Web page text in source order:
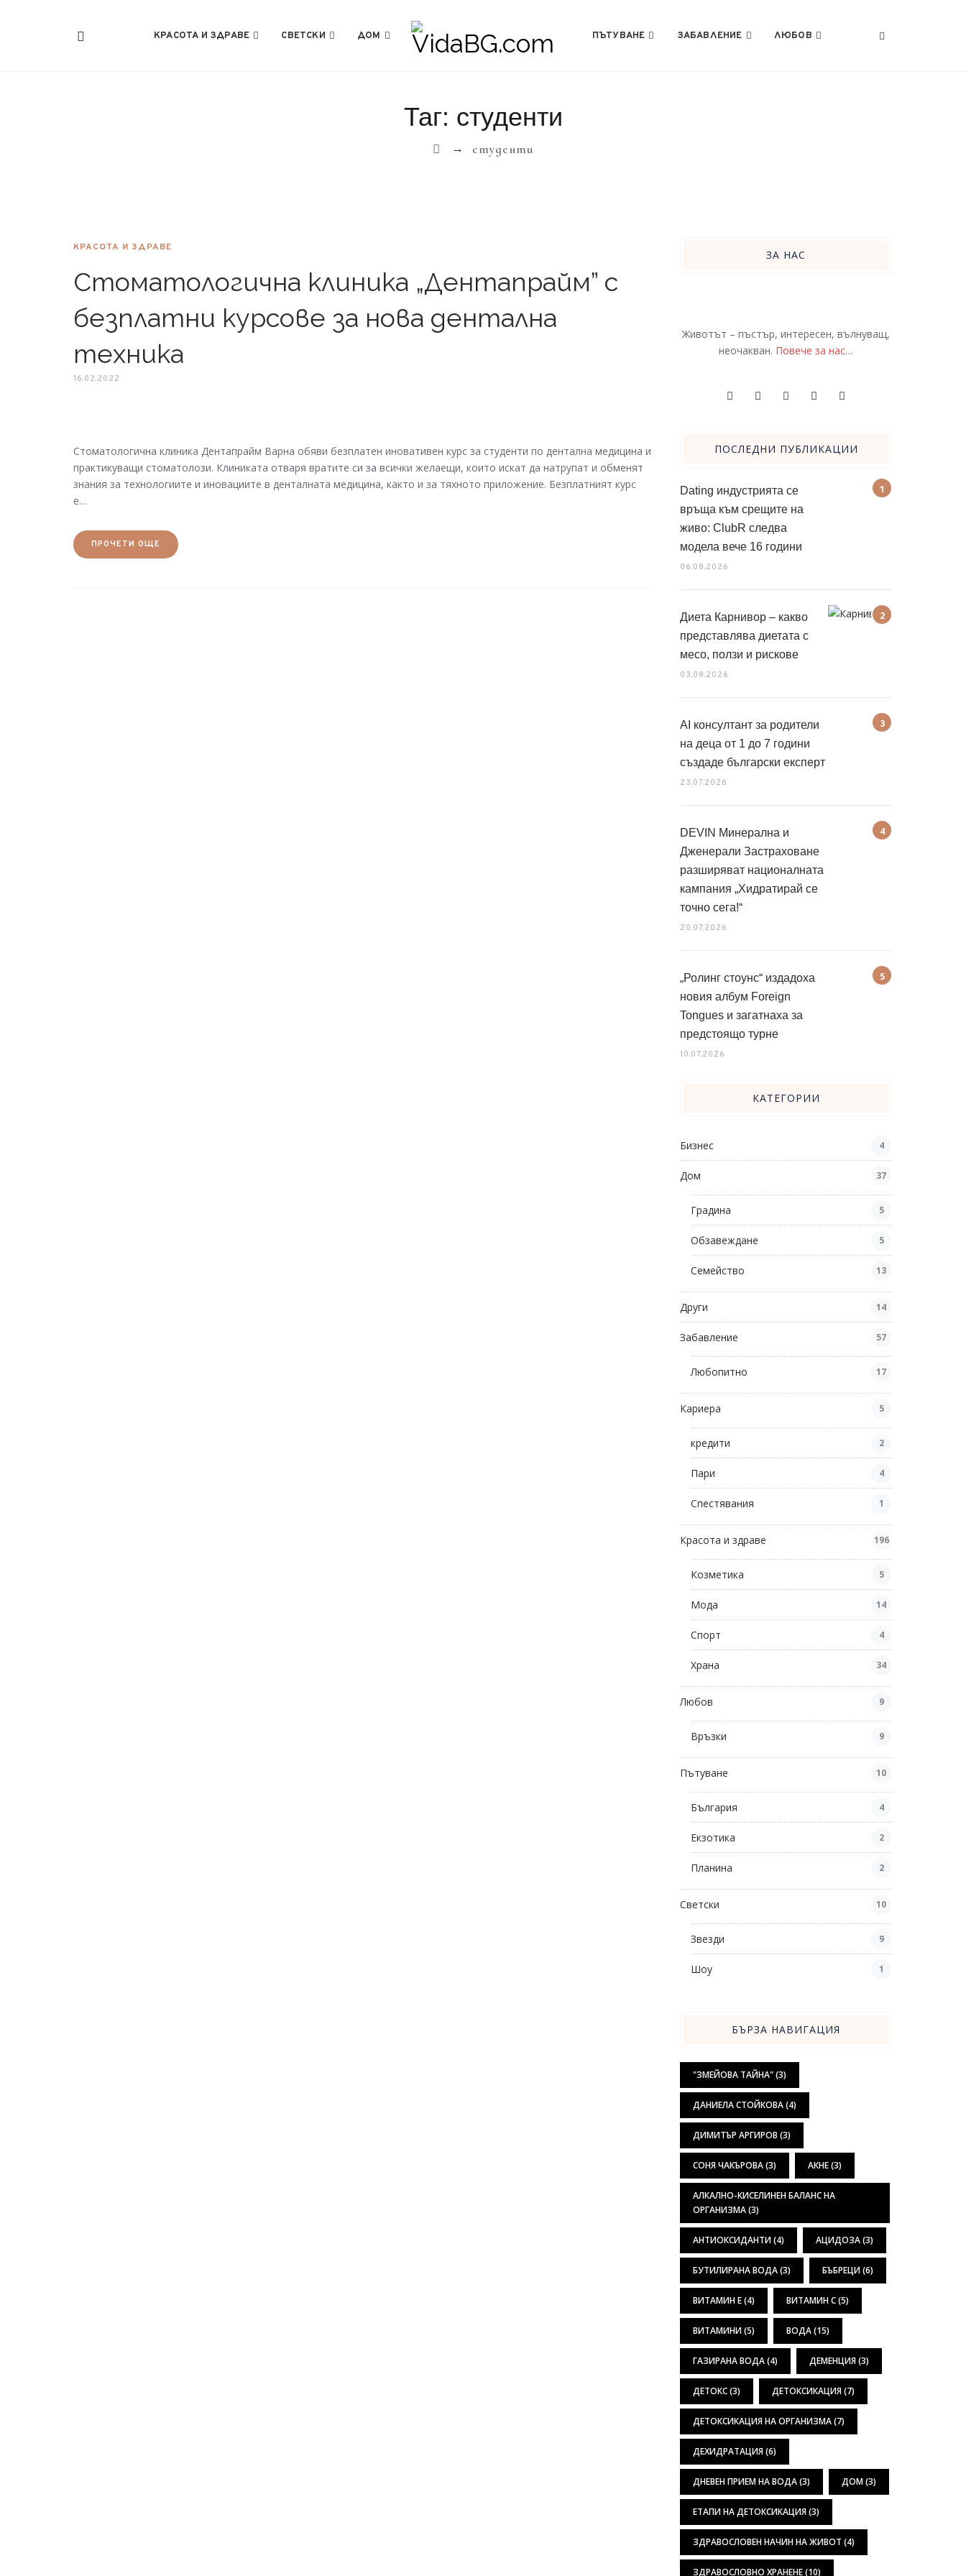
КРАСОТА И ЗДРАВЕ СВЕТСКИ ДОМ ПЪТУВАНЕ ЗАБАВЛЕНИЕ ЛЮБОВ
Таг: студенти
→ студенти
КРАСОТА И ЗДРАВЕ
Стоматологична клиника „Дентапрайм” с
безплатни курсове за нова дентална
техника
16.02.2022
Стоматологична клиника Дентапрайм Варна обяви безплатен иновативен курс за студенти по дентална медицина и
практикуващи стоматолози. Клиниката отваря вратите си за всички желаещи, които искат да натрупат и обменят
знания за технологиите и иновациите в денталната медицина, както и за тяхното приложение. Безплатният курс
е…
ПРОЧЕТИ ОЩЕ
ЗА НАС
Животът – пъстър, интересен, вълнуващ,
неочакван. Повече за нас…
ПОСЛЕДНИ ПУБЛИКАЦИИ
Dating индустрията се
връща към срещите на
живо: ClubR следва
модела вече 16 години
06.08.2026
Диета Карнивор – какво
представлява диетата с
месо, ползи и рискове
03.08.2026
AI консултант за родители
на деца от 1 до 7 години
създаде български експерт
23.07.2026
DEVIN Минерална и
Дженерали Застраховане
разширяват националната
кампания „Хидратирай се
точно сега!“
20.07.2026
„Ролинг стоунс“ издадоха
новия албум Foreign
Tongues и загатнаха за
предстоящо турне
10.07.2026
КАТЕГОРИИ
Бизнес 4
Дом 37
Градина 5
Обзавеждане 5
Семейство 13
Други 14
Забавление 57
Любопитно 17
Кариера 5
кредити 2
Пари 4
Спестявания 1
Красота и здраве 196
Козметика 5
Мода 14
Спорт 4
Храна 34
Любов 9
Връзки 9
Пътуване 10
България 4
Екзотика 2
Планина 2
Светски 10
Звезди 9
Шоу 1
БЪРЗА НАВИГАЦИЯ
"ЗМЕЙОВА ТАЙНА"(3)
ДАНИЕЛА СТОЙКОВА(4)
ДИМИТЪР АРГИРОВ (3)
СОНЯ ЧАКЪРОВА(3) АКНЕ(3)
АЛКАЛНО-КИСЕЛИНЕН БАЛАНС НА
ОРГАНИЗМА(3)
АНТИОКСИДАНТИ(4) АЦИДОЗА(3)
БУТИЛИРАНА ВОДА(3) БЪБРЕЦИ(6)
ВИТАМИН Е(4) ВИТАМИН С(5)
ВИТАМИНИ(5) ВОДА(15)
ГАЗИРАНА ВОДА(4) ДЕМЕНЦИЯ(3)
ДЕТОКС(3) ДЕТОКСИКАЦИЯ(7)
ДЕТОКСИКАЦИЯ НА ОРГАНИЗМА(7)
ДЕХИДРАТАЦИЯ(6)
ДНЕВЕН ПРИЕМ НА ВОДА(3) ДОМ(3)
ЕТАПИ НА ДЕТОКСИКАЦИЯ(3)
ЗДРАВОСЛОВЕН НАЧИН НА ЖИВОТ (4)
ЗДРАВОСЛОВНО ХРАНЕНЕ(10)